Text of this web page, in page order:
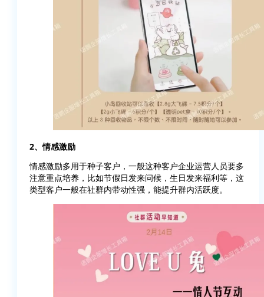
2、情感激励
情感激励多用于种子客户，一般这种客户企业运营人员要多
注意重点培养，比如节假日发来问候，生日发来福利等，这
类型客户一般在社群内带动性强，能提升群内活跃度。